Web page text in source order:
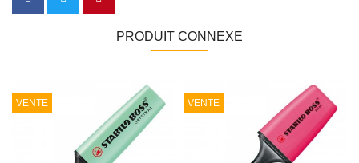
PRODUIT CONNEXE
VENTE VENTE